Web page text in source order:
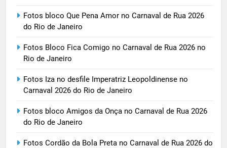
Fotos bloco Que Pena Amor no Carnaval de Rua 2026
do Rio de Janeiro
Fotos Bloco Fica Comigo no Carnaval de Rua 2026 no
Rio de Janeiro
Fotos Iza no desfile Imperatriz Leopoldinense no
Carnaval 2026 do Rio de Janeiro
Fotos bloco Amigos da Onça no Carnaval de Rua 2026
do Rio de Janeiro
Fotos Cordão da Bola Preta no Carnaval de Rua 2026 do